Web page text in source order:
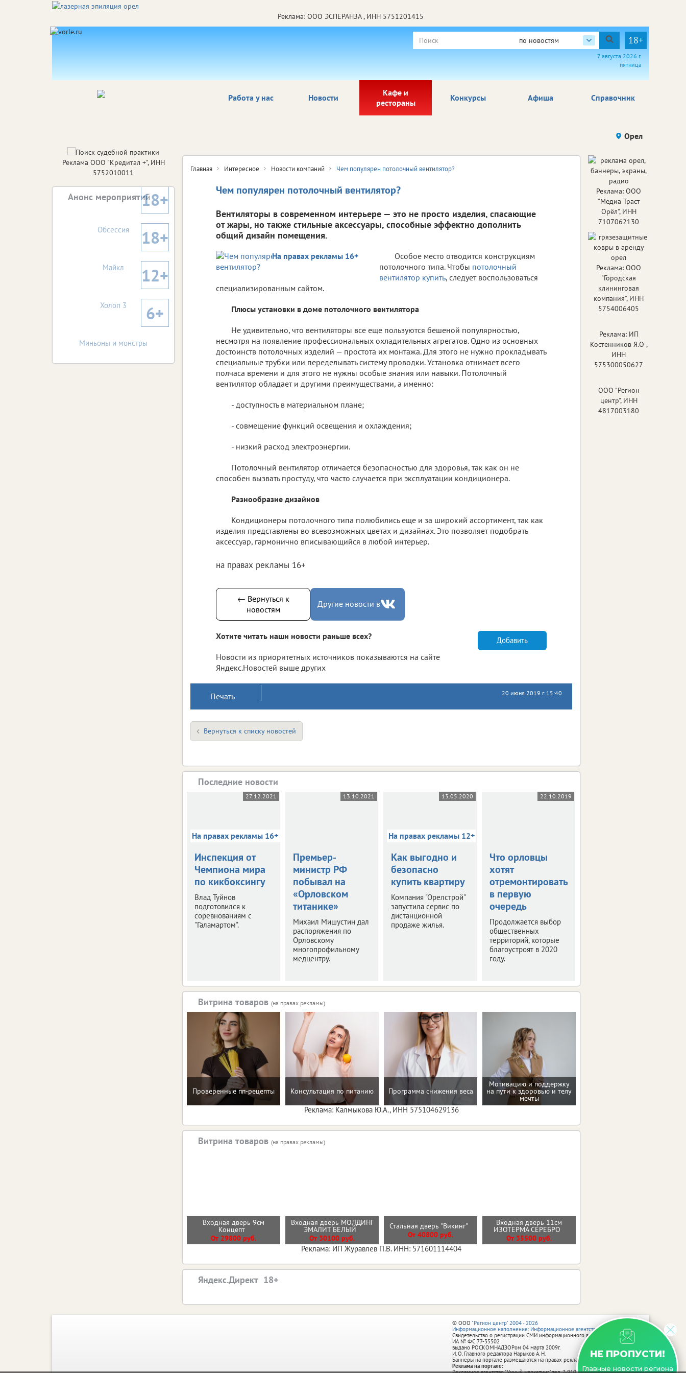
Реклама: ООО ЭСПЕРАНЗА , ИНН 5751201415
по новостям 18+
7 августа 2026 г.
пятница
Работа у нас Новости
Кафе и
рестораны
Афиша Справочник
Конкурсы
Орел
Главная Интересное Новости компаний Чем популярен потолочный вентилятор?
Чем популярен потолочный вентилятор?
Вентиляторы в современном интерьере — это не просто изделия, спасающие
от жары, но также стильные аксессуары, способные эффектно дополнить
общий дизайн помещения.
На правах рекламы 16+
Особое место отводится конструкциям
потолочного типа. Чтобы потолочный
вентилятор купить, следует воспользоваться
специализированным сайтом.
Плюсы установки в доме потолочного вентилятора
Не удивительно, что вентиляторы все еще пользуются бешеной популярностью,
несмотря на появление профессиональных охладительных агрегатов. Одно из основных
достоинств потолочных изделий — простота их монтажа. Для этого не нужно прокладывать
специальные трубки или переделывать систему проводки. Установка отнимает всего
полчаса времени и для этого не нужны особые знания или навыки. Потолочный
вентилятор обладает и другими преимуществами, а именно:
- доступность в материальном плане;
- совмещение функций освещения и охлаждения;
- низкий расход электроэнергии.
Потолочный вентилятор отличается безопасностью для здоровья, так как он не
способен вызвать простуду, что часто случается при эксплуатации кондиционера.
Разнообразие дизайнов
Кондиционеры потолочного типа полюбились еще и за широкий ассортимент, так как
изделия представлены во всевозможных цветах и дизайнах. Это позволяет подобрать
аксессуар, гармонично вписывающийся в любой интерьер.
на правах рекламы 16+
← Вернуться к
новостям
Другие новости в
Хотите читать наши новости раньше всех?
Новости из приоритетных источников показываются на сайте
Яндекс.Новостей выше других
Добавить
Печать 20 июня 2019 г. 15:40
Вернуться к списку новостей
Последние новости
27.12.2021
На правах рекламы 16+
Инспекция от
Чемпиона мира
по кикбоксингу
Влад Туйнов
подготовился к
соревнованиям с
"Галамартом".
13.10.2021
Премьер-
министр РФ
побывал на
«Орловском
титанике»
Михаил Мишустин дал
распоряжения по
Орловскому
многопрофильному
медцентру.
13.05.2020
На правах рекламы 12+
Как выгодно и
безопасно
купить квартиру
Компания "Орелстрой"
запустила сервис по
дистанционной
продаже жилья.
22.10.2019
Что орловцы
хотят
отремонтировать
в первую
очередь
Продолжается выбор
общественных
территорий, которые
благоустроят в 2020
году.
Витрина товаров (на правах рекламы)
Проверенные пп-рецепты Консультация по питанию Программа снижения веса
Мотивацию и поддержку
на пути к здоровью и телу
мечты
Реклама: Калмыкова Ю.А., ИНН 575104629136
Витрина товаров (на правах рекламы)
Входная дверь 9см
Концепт
От 29800 руб.
Входная дверь МОЛДИНГ
ЭМАЛИТ БЕЛЫЙ
От 30100 руб.
Стальная дверь "Викинг"
От 40800 руб.
Входная дверь 11см
ИЗОТЕРМА СЕРЕБРО
От 35500 руб.
Реклама: ИП Журавлев П.В. ИНН: 571601114404
Яндекс.Директ
Реклама ООО "Кредитал +", ИНН
5752010011
Анонс мероприятий18+
Обсессия 18+
Майкл 12+
Холоп 3 6+
Миньоны и монстры
Реклама: ООО
"Медиа Траст
Орёл", ИНН
7107062130
Реклама: ООО
"Городская
клининговая
компания", ИНН
5754006405
Реклама: ИП
Костенников Я.О ,
ИНН
575300050627
ООО "Регион
центр", ИНН
4817003180
НЕ ПРОПУСТИ!
Главные новости региона
© ООО "Регион центр" 2004 - 2026
Информационное наполнение: Информационное агентство vRossii.ru
Свидетельство о регистрации СМИ информационного агентства vRossii.ru
ИА № ФС 77‑35502
выдано РОСКОМНАДЗОРом 04 марта 2009г.
И. О. Главного редактора Нарыков А. Н.
Баннеры на портале размещаются на правах рекламы.
Реклама на портале: